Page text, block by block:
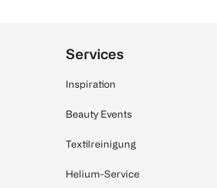
Services
Inspiration
Beauty Events
Textilreinigung
Helium-Service